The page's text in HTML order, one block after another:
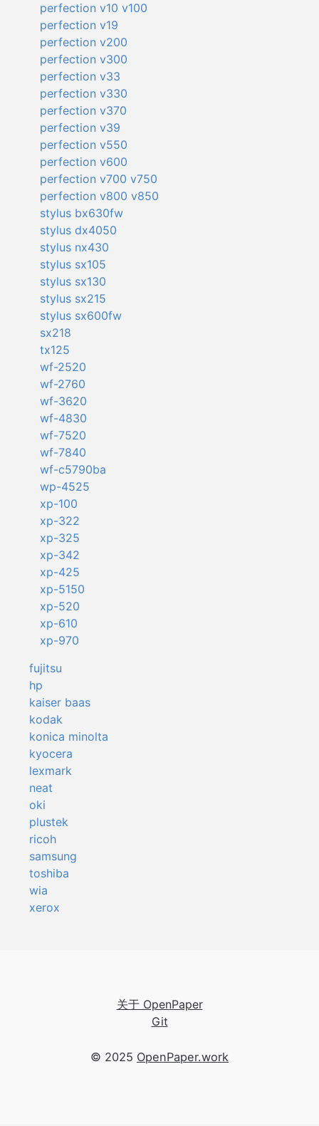
perfection v10 v100
perfection v19
perfection v200
perfection v300
perfection v33
perfection v330
perfection v370
perfection v39
perfection v550
perfection v600
perfection v700 v750
perfection v800 v850
stylus bx630fw
stylus dx4050
stylus nx430
stylus sx105
stylus sx130
stylus sx215
stylus sx600fw
sx218
tx125
wf-2520
wf-2760
wf-3620
wf-4830
wf-7520
wf-7840
wf-c5790ba
wp-4525
xp-100
xp-322
xp-325
xp-342
xp-425
xp-5150
xp-520
xp-610
xp-970
fujitsu
hp
kaiser baas
kodak
konica minolta
kyocera
lexmark
neat
oki
plustek
ricoh
samsung
toshiba
wia
xerox
关于 OpenPaper
Git
© 2025 OpenPaper.work